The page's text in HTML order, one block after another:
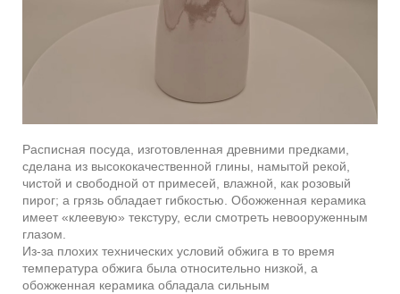
Расписная посуда, изготовленная древними предками,
сделана из высококачественной глины, намытой рекой,
чистой и свободной от примесей, влажной, как розовый
пирог; а грязь обладает гибкостью. Обожженная керамика
имеет «клеевую» текстуру, если смотреть невооруженным
глазом.
Из-за плохих технических условий обжига в то время
температура обжига была относительно низкой, а
обожженная керамика обладала сильным